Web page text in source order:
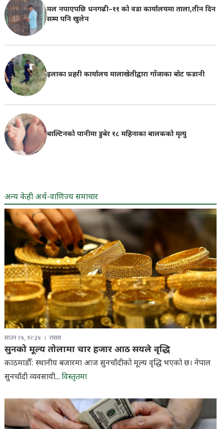
मल नपाएपछि धनगढी–११ को वडा कार्यालयमा ताला,तीन दिन
सम्म पनि खुलेन
इलाका प्रहरी कार्यालय मालाखेतीद्वारा गाँजाका बोट फडानी
बाल्टिनको पानीमा डुबेर १८ महिनाका बालकको मृत्यु
अन्य केही अर्थ-वाणिज्य समाचार
साउन २४, १२:३४ रासस
सुनको मूल्य तोलामा चार हजार आठ सयले वृद्धि
काठमाडौँ: स्थानीय बजारमा आज सुनचाँदीको मूल्य वृद्धि भएको छ। नेपाल
सुनचाँदी व्यवसायी... विस्तृतमा